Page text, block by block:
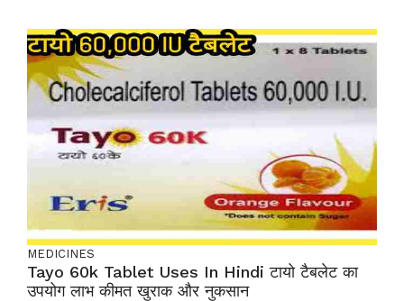
MEDICINES
Tayo 60k Tablet Uses In Hindi टायो टैबलेट का
उपयोग लाभ कीमत खुराक और नुकसान